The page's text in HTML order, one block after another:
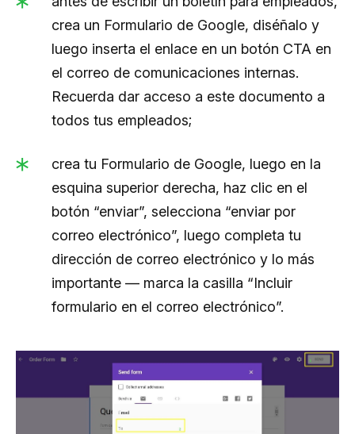
crea un Formulario de Google, diséñalo y
luego inserta el enlace en un botón CTA en
el correo de comunicaciones internas.
Recuerda dar acceso a este documento a
todos tus empleados;
crea tu Formulario de Google, luego en la
esquina superior derecha, haz clic en el
botón “enviar”, selecciona “enviar por
correo electrónico”, luego completa tu
dirección de correo electrónico y lo más
importante — marca la casilla “Incluir
formulario en el correo electrónico”.